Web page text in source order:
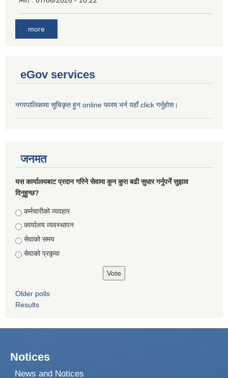
more
eGov services
नगरपालिकामा सुचिकृत हुन online फारम भर्न यहाँ click गर्नुहोस।
जनमत
यस कार्यालयबाट प्रदान गरिने सेवामा कुन कुरा बढी सुधार गर्नुपर्ने सुझाव
दिनुहुन्छ?
Choices
कर्मचारीको व्यवहार
कार्यालय व्यवस्थापन
सेवाको समय
सेवाको प्रकृया
Older polls
Results
Notices
News and Notices